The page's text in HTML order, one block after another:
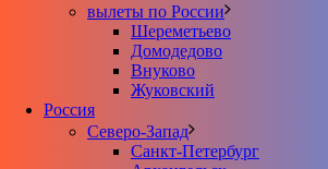
вылеты по России
Шереметьево
Домодедово
Внуково
Жуковский
Россия
Северо-Запад
Санкт-Петербург